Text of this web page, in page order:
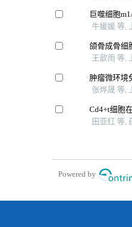
巨噬细胞
牛媛媛 等,
颌骨成骨细
王歆雨 等,
肿瘤微环境
张烨晟 等,
Cd4+t细胞
田亚红 等,
Powered by